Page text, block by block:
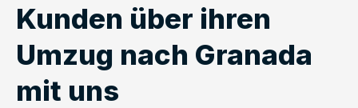
Kunden über ihren
Umzug nach Granada
mit uns